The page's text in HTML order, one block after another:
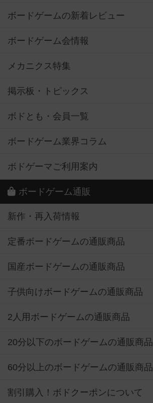
ボードゲームの新着レビュー
ボードゲーム会情報
メカニクス特集
掲示板・トピックス
ボドとも・会員一覧
ボードゲーム業界コラム
ボドゲーマご利用案内
ボードゲーム通販
新作・再入荷情報
定番ボードゲームの通販商品
国産ボードゲームの通販商品
子供向けボードゲームの通販商品
2人用ボードゲームの通販商品
20分以下のボードゲームの通販商品
60分以上のボードゲームの通販商品
割引購入！ボドクーポンについて